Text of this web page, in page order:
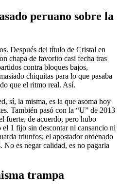
peruano sobre la
Después del título de Cristal en
chapa de favorito casi fecha tras
contra bloques bajos,
chiquitas para lo que pasaba
que el ritmo real. Así.
sí, la misma, es la que asoma hoy
También pasó con la “U” de 2013
fuerte, de acuerdo, pero hubo
1 fijo sin descontar ni cansancio ni
triunfos; el apostador ordenado
No es negar calidad, es no pagarla
trampa